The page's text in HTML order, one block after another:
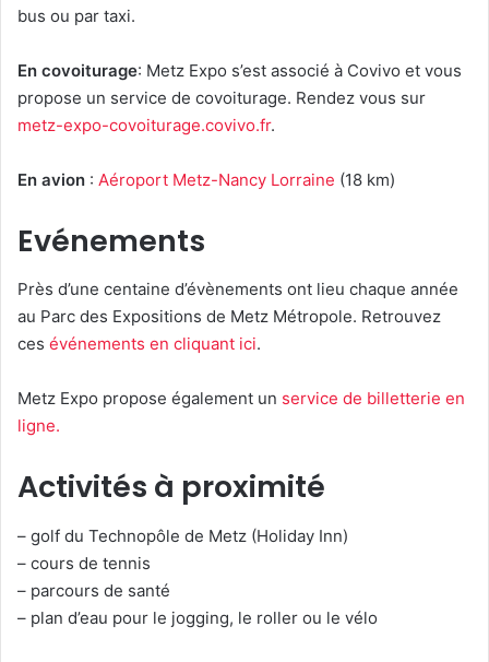
bus ou par taxi.
En covoiturage: Metz Expo s’est associé à Covivo et vous
propose un service de covoiturage. Rendez vous sur
metz-expo-covoiturage.covivo.fr.
En avion : Aéroport Metz-Nancy Lorraine (18 km)
Evénements
Près d’une centaine d’évènements ont lieu chaque année
au Parc des Expositions de Metz Métropole. Retrouvez
ces événements en cliquant ici.
Metz Expo propose également un service de billetterie en
ligne.
Activités à proximité
– golf du Technopôle de Metz (Holiday Inn)
– cours de tennis
– parcours de santé
– plan d’eau pour le jogging, le roller ou le vélo